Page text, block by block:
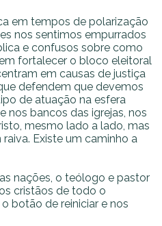
em tempos de polarização
nos sentimos empurrados
e confusos sobre como
fortalecer o bloco eleitoral
em causas de justiça
defendem que devemos
de atuação na esfera
nos bancos das igrejas, nos
mesmo lado a lado, mas
Existe um caminho a
nações, o teólogo e pastor
cristãos de todo o
botão de reiniciar e nos